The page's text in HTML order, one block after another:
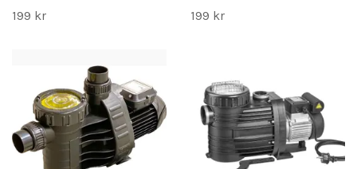
199 kr
199 kr